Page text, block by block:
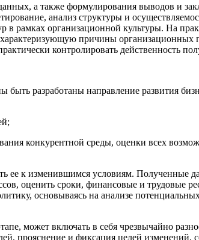
а также формулирования выводов и
анализ структуры и
в рамках организационной культуры. На
причины организационных
контролировать действенность
разработаны направление развития
конкурентной среды, оценки всех
ее к изменившимся условиям. Полученные
оценить сроки, финансовые и трудовые
основываясь на анализе
может включать в себя чрезвычайно
прояснение и фиксация целей изменений,